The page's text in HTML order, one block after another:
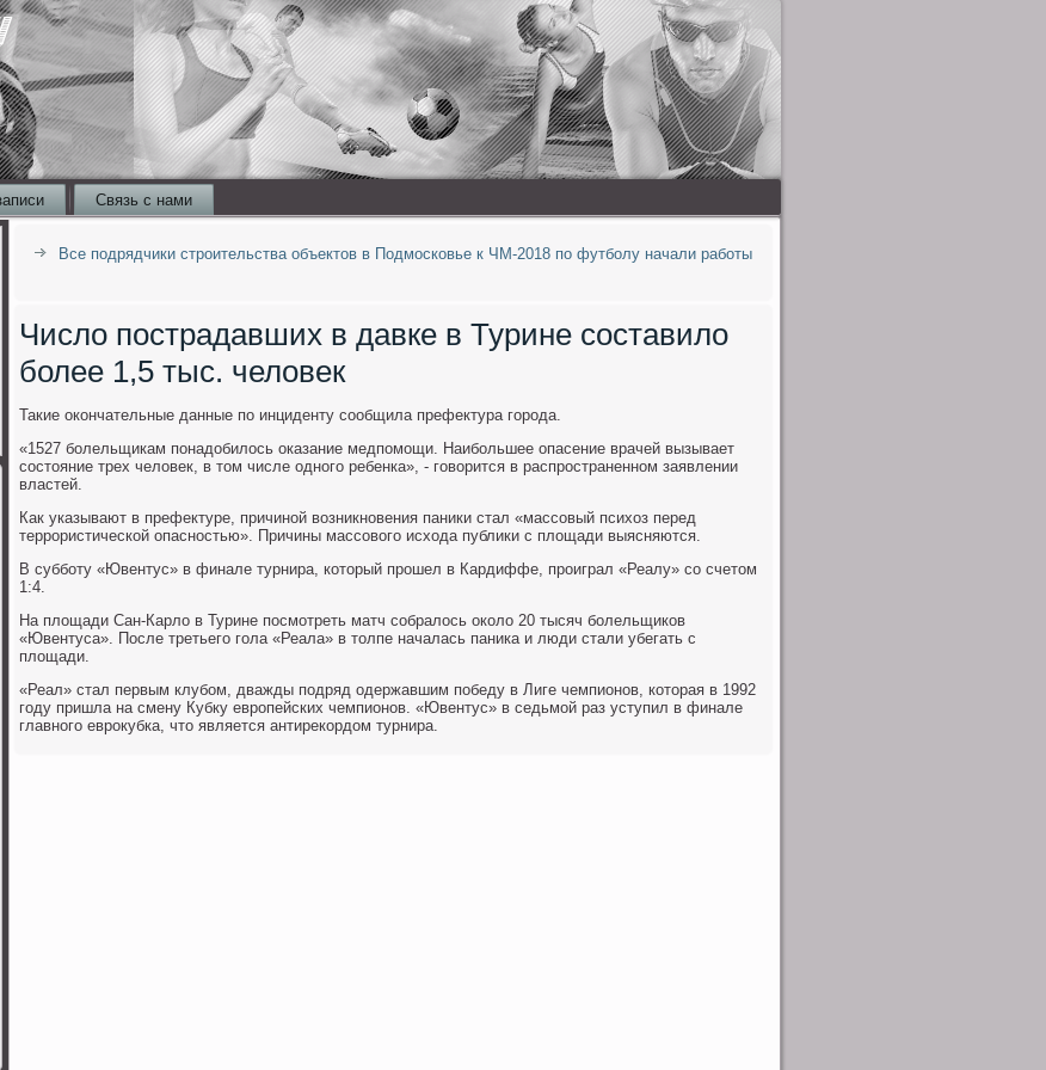
Связь с нами
Все подрядчики строительства объектов в Подмосковье к ЧМ-2018 по футболу начали работы
Число пострадавших в давке в Турине составило
более 1,5 тыс. человек
Такие окончательные данные по инциденту сообщила префектура города.
«1527 болельщикам понадобилось оказание медпомощи. Наибольшее опасение врачей вызывает
состояние трех человек, в том числе одного ребенка», - говорится в распространенном заявлении
властей.
Как указывают в префектуре, причиной возникновения паники стал «массовый психоз перед
террористической опасностью». Причины массового исхода публики с площади выясняются.
В субботу «Ювентус» в финале турнира, который прошел в Кардиффе, проиграл «Реалу» со счетом
1:4.
На площади Сан-Карло в Турине посмотреть матч собралось около 20 тысяч болельщиков
«Ювентуса». После третьего гола «Реала» в толпе началась паника и люди стали убегать с
площади.
«Реал» стал первым клубом, дважды подряд одержавшим победу в Лиге чемпионов, которая в 1992
году пришла на смену Кубку европейских чемпионов. «Ювентус» в седьмой раз уступил в финале
главного еврокубка, что является антирекордом турнира.